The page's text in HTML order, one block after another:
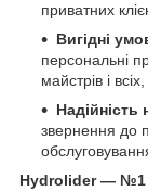
приватних
Вигідні
персональні
майстрів і
Надійність
звернення до
Hydrolider — №1 у